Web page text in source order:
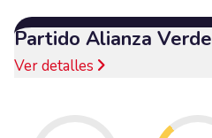
Partido Alianza Verde
Ver detalles